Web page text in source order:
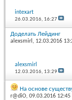
intexart
26.03.2016, 16:27
Доделать Лейдинг
alexsmirl , 12.03.2016
alexsmirl
12.03.2016, 13:29
На основе
r@diO, 09.03.2016 12:45